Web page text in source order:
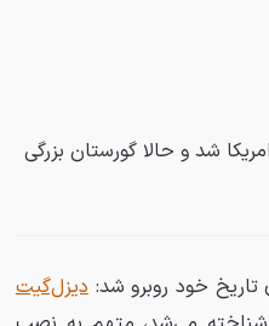
به بازخرید ۵۰۰ هزار خودرو در امریکا شد و حالا گورستان بزرگی
دیزل‌گیت